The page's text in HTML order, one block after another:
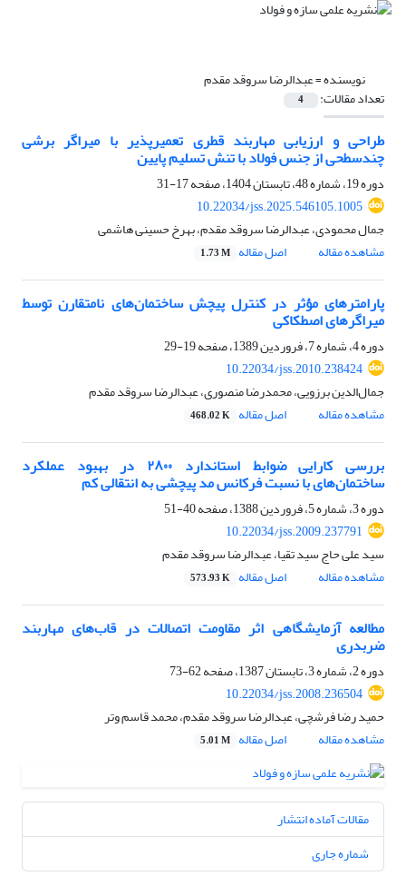
نویسنده =عبدالرضا سروقد مقدم
تعداد مقالات: 4
طراحی و ارزیابی مهاربند قطری تعمیرپذیر با میراگر برشی
چندسطحی از جنس فولاد با تنش تسلیم پایین
دوره 19، شماره 48، تابستان 1404، صفحه
17-31
10.22034/jss.2025.546105.1005
جمال محمودی، عبدالرضا سروقد مقدم، بهرخ حسینی هاشمی
مشاهده مقاله
اصل مقاله 1.73 M
پارامترهای مؤثر در کنترل پیچش ساختمان‌های نامتقارن توسط
میراگرهای اصطکاکی
دوره 4، شماره 7، فروردین 1389، صفحه
19-29
10.22034/jss.2010.238424
جمال‌الدین برزویی، محمدرضا منصوری، عبدالرضا سروقد مقدم
مشاهده مقاله
اصل مقاله 468.02 K
بررسی کارایی ضوابط استاندارد ۲۸۰۰ در بهبود عملکرد
ساختمان‌های با نسبت فرکانس مد پیچشی به انتقالی کم
دوره 3، شماره 5، فروردین 1388، صفحه
40-51
10.22034/jss.2009.237791
سید علی حاج سید تقیا، عبدالرضا سروقد مقدم
مشاهده مقاله
اصل مقاله 573.93 K
مطالعه آزمایشگاهی اثر مقاومت اتصالات در قاب‌های مهاربند
ضربدری
دوره 2، شماره 3، تابستان 1387، صفحه
62-73
10.22034/jss.2008.236504
حمید رضا فرشچی، عبدالرضا سروقد مقدم، محمد قاسم وتر
مشاهده مقاله
اصل مقاله 5.01 M
مقالات آماده انتشار
شماره جاری